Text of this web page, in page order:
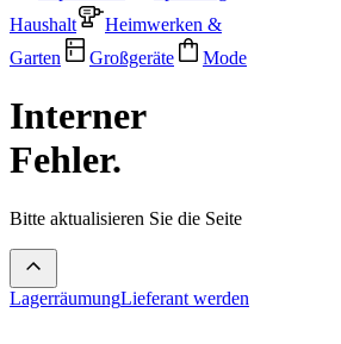
Haushalt
Heimwerken &
Garten
Großgeräte Mode
Interner
Fehler.
Bitte aktualisieren Sie die Seite
LagerräumungLieferant werden